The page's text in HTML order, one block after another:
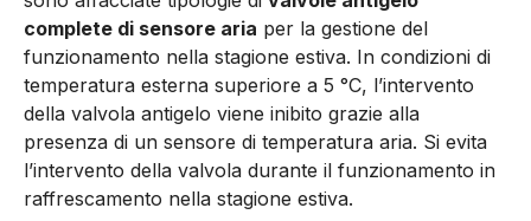
complete di sensore aria per la gestione del
funzionamento nella stagione estiva. In condizioni di
temperatura esterna superiore a 5 °C, l’intervento
della valvola antigelo viene inibito grazie alla
presenza di un sensore di temperatura aria. Si evita
l’intervento della valvola durante il funzionamento in
raffrescamento nella stagione estiva.